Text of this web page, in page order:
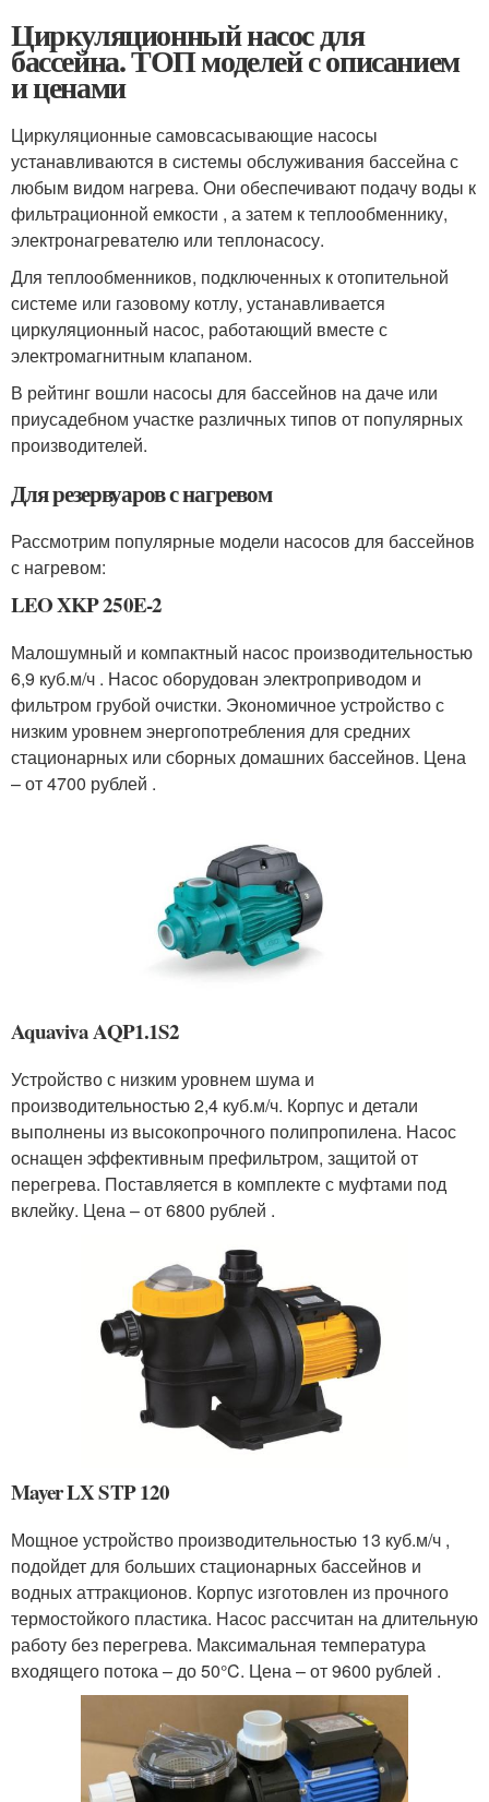
Циркуляционный насос для
бассейна. ТОП моделей с описанием
и ценами
Циркуляционные самовсасывающие насосы
устанавливаются в системы обслуживания бассейна с
любым видом нагрева. Они обеспечивают подачу воды к
фильтрационной емкости , а затем к теплообменнику,
электронагревателю или теплонасосу.
Для теплообменников, подключенных к отопительной
системе или газовому котлу, устанавливается
циркуляционный насос, работающий вместе с
электромагнитным клапаном.
В рейтинг вошли насосы для бассейнов на даче или
приусадебном участке различных типов от популярных
производителей.
Для резервуаров с нагревом
Рассмотрим популярные модели насосов для бассейнов
с нагревом:
LEO XKP 250E-2
Малошумный и компактный насос производительностью
6,9 куб.м/ч . Насос оборудован электроприводом и
фильтром грубой очистки. Экономичное устройство с
низким уровнем энергопотребления для средних
стационарных или сборных домашних бассейнов. Цена
– от 4700 рублей .
Aquaviva AQP1.1S2
Устройство с низким уровнем шума и
производительностью 2,4 куб.м/ч. Корпус и детали
выполнены из высокопрочного полипропилена. Насос
оснащен эффективным префильтром, защитой от
перегрева. Поставляется в комплекте с муфтами под
вклейку. Цена – от 6800 рублей .
Mayer LX STP 120
Мощное устройство производительностью 13 куб.м/ч ,
подойдет для больших стационарных бассейнов и
водных аттракционов. Корпус изготовлен из прочного
термостойкого пластика. Насос рассчитан на длительную
работу без перегрева. Максимальная температура
входящего потока – до 50°C. Цена – от 9600 рублей .